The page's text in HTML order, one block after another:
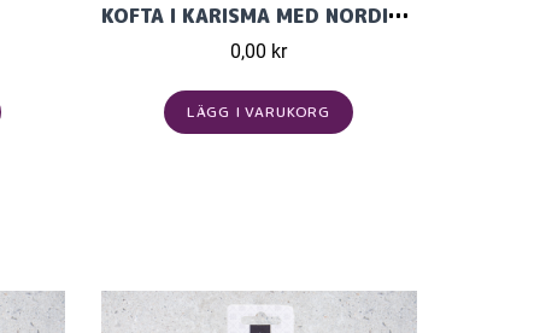
KOFTA I KARISMA MED NORDISKT MÖNSTER
0,00 kr
LÄGG I VARUKORG